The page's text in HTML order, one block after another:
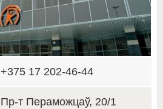
+375 17 202-46-44
Пр-т Пераможцаў, 20/1